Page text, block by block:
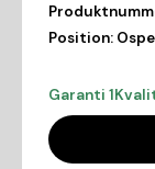
Position:
Garanti 1